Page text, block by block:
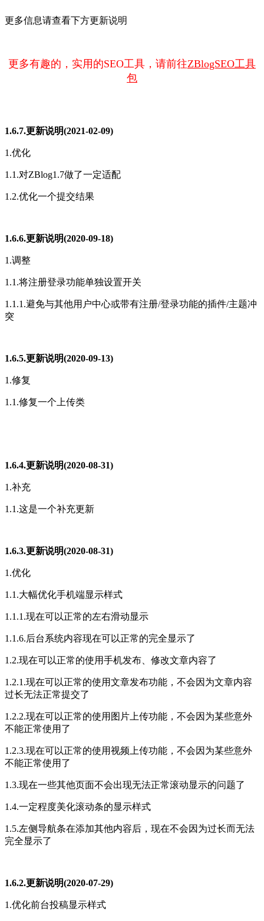
更多信息请查看下方更新说明
更多有趣的，实用的SEO工具，请前往ZBlogSEO工具
包
1.6.7.更新说明(2021-02-09)
1.优化
1.1.对ZBlog1.7做了一定适配
1.2.优化一个提交结果
1.6.6.更新说明(2020-09-18)
1.调整
1.1.将注册登录功能单独设置开关
1.1.1.避免与其他用户中心或带有注册/登录功能的插件/主题冲
突
1.6.5.更新说明(2020-09-13)
1.修复
1.1.修复一个上传类
1.6.4.更新说明(2020-08-31)
1.补充
1.1.这是一个补充更新
1.6.3.更新说明(2020-08-31)
1.优化
1.1.大幅优化手机端显示样式
1.1.1.现在可以正常的左右滑动显示
1.1.6.后台系统内容现在可以正常的完全显示了
1.2.现在可以正常的使用手机发布、修改文章内容了
1.2.1.现在可以正常的使用文章发布功能，不会因为文章内容
过长无法正常提交了
1.2.2.现在可以正常的使用图片上传功能，不会因为某些意外
不能正常使用了
1.2.3.现在可以正常的使用视频上传功能，不会因为某些意外
不能正常使用了
1.3.现在一些其他页面不会出现无法正常滚动显示的问题了
1.4.一定程度美化滚动条的显示样式
1.5.左侧导航条在添加其他内容后，现在不会因为过长而无法
完全显示了
1.6.2.更新说明(2020-07-29)
1.优化前台投稿显示样式